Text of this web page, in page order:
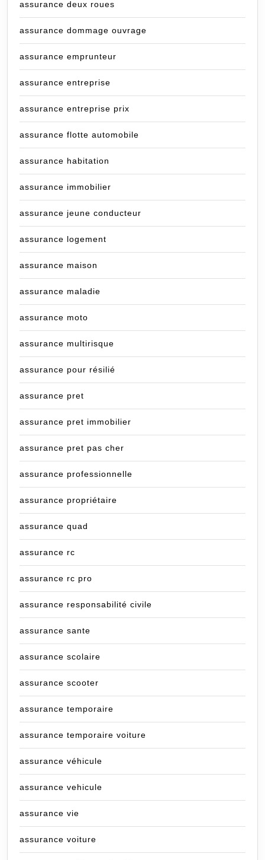
assurance deux roues
assurance dommage ouvrage
assurance emprunteur
assurance entreprise
assurance entreprise prix
assurance flotte automobile
assurance habitation
assurance immobilier
assurance jeune conducteur
assurance logement
assurance maison
assurance maladie
assurance moto
assurance multirisque
assurance pour résilié
assurance pret
assurance pret immobilier
assurance pret pas cher
assurance professionnelle
assurance propriétaire
assurance quad
assurance rc
assurance rc pro
assurance responsabilité civile
assurance sante
assurance scolaire
assurance scooter
assurance temporaire
assurance temporaire voiture
assurance véhicule
assurance vehicule
assurance vie
assurance voiture